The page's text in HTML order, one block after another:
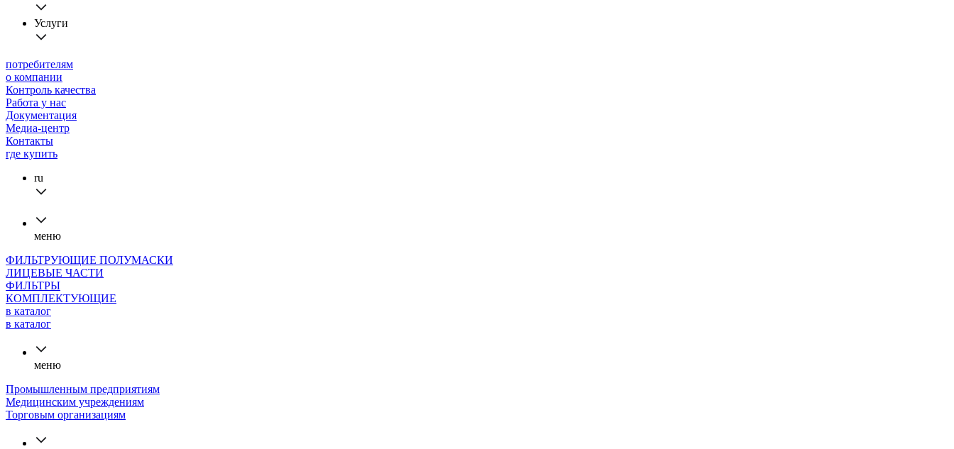
Услуги
потребителям
о компании
Контроль качества
Работа у нас
Документация
Медиа-центр
Контакты
где купить
ru
меню
ФИЛЬТРУЮЩИЕ ПОЛУМАСКИ
ЛИЦЕВЫЕ ЧАСТИ
ФИЛЬТРЫ
КОМПЛЕКТУЮЩИЕ
в каталог
в каталог
меню
Промышленным предприятиям
Медицинским учреждениям
Торговым организациям